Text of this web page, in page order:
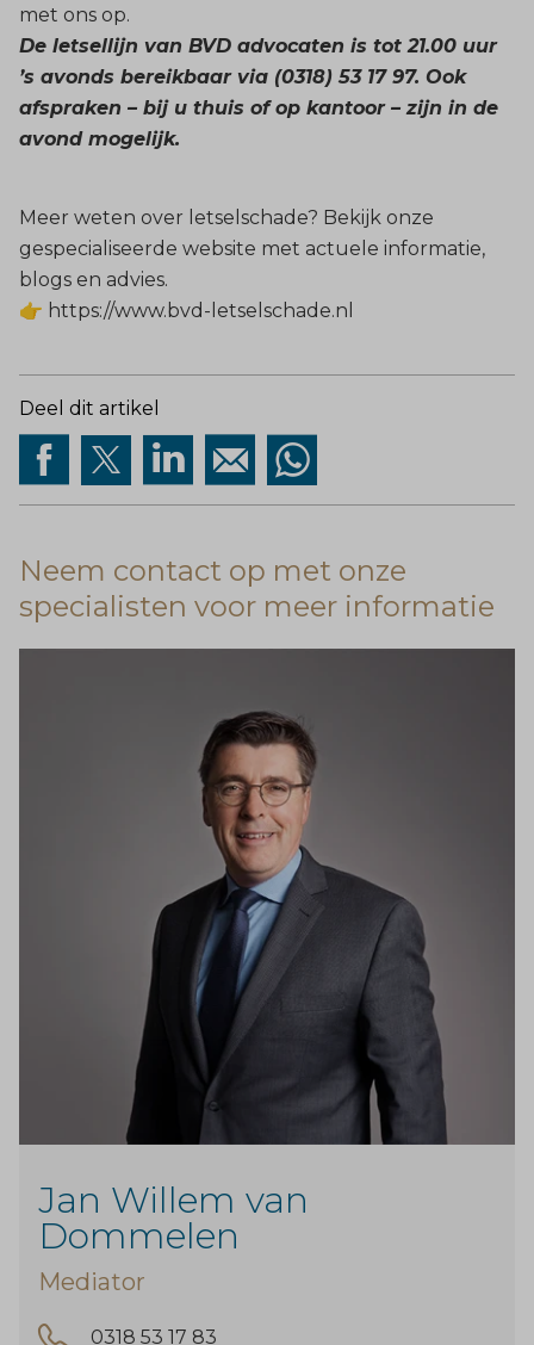
met ons op.
De letsellijn van BVD advocaten is tot 21.00 uur
’s avonds bereikbaar via (0318) 53 17 97. Ook
afspraken – bij u thuis of op kantoor – zijn in de
avond mogelijk.
Meer weten over letselschade? Bekijk onze
gespecialiseerde website met actuele informatie,
blogs en advies.
👉 https://www.bvd-letselschade.nl
Deel dit artikel
Neem contact op met onze
specialisten voor meer informatie
Jan Willem van
Dommelen
Mediator
0318 53 17 83